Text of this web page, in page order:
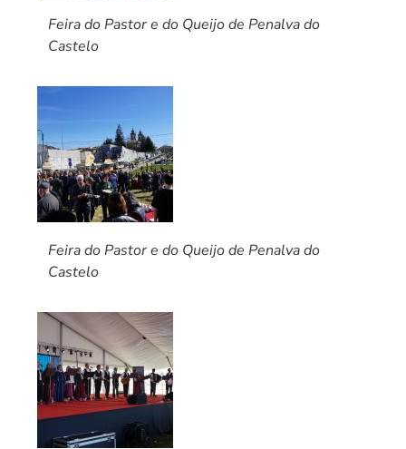
Feira do Pastor e do Queijo de Penalva do
Castelo
Feira do Pastor e do Queijo de Penalva do
Castelo